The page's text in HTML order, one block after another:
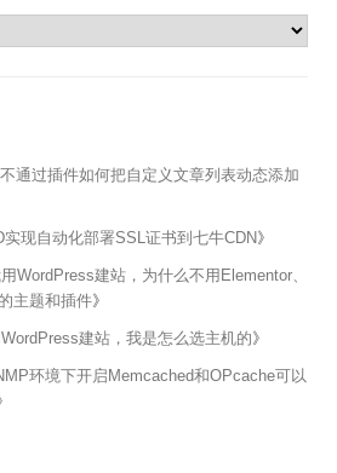
通过插件如何把自定义文章列表动态添加
实现自动化部署SSL证书到七牛CDN》
WordPress建站，为什么不用Elementor、
主题和插件》
建站，我是怎么选主机的》
环境下开启Memcached和OPcache可以